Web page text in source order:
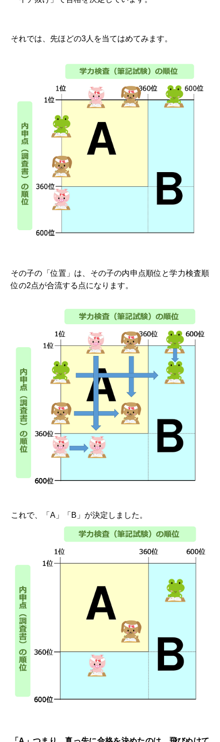
それでは、先ほどの3人を当てはめてみます。
その子の「位置」は、その子の内申点順位と学力検査順
位の2点が合流する点になります。
これで、「A」「B」が決定しました。